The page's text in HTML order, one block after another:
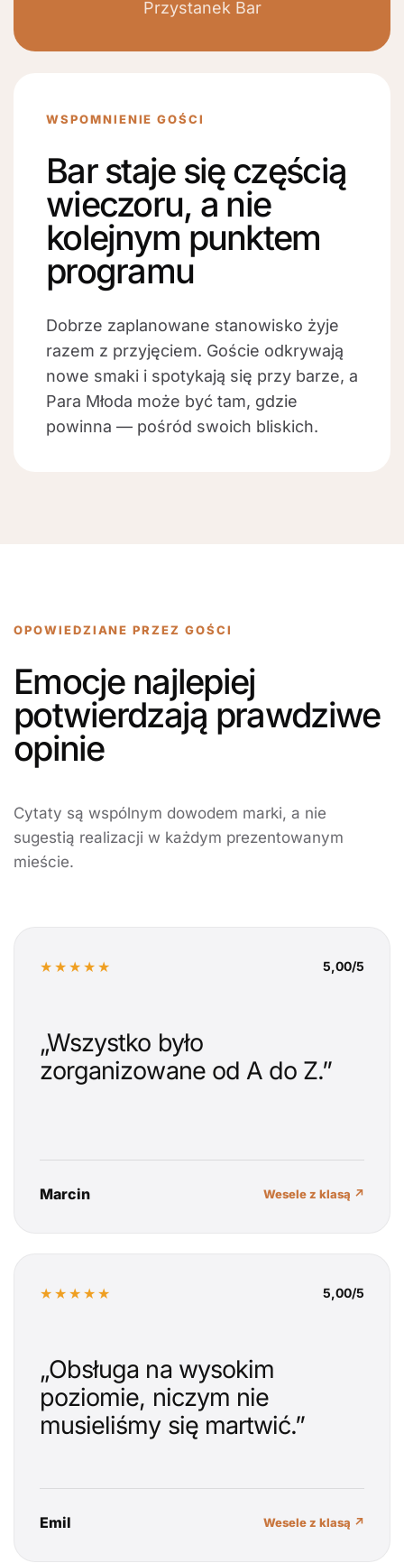
Przystanek Bar
WSPOMNIENIE GOŚCI
Bar staje się częścią
wieczoru, a nie
kolejnym punktem
programu
Dobrze zaplanowane stanowisko żyje
razem z przyjęciem. Goście odkrywają
nowe smaki i spotykają się przy barze, a
Para Młoda może być tam, gdzie
powinna — pośród swoich bliskich.
OPOWIEDZIANE PRZEZ GOŚCI
Emocje najlepiej
potwierdzają prawdziwe
opinie
Cytaty są wspólnym dowodem marki, a nie
sugestią realizacji w każdym prezentowanym
mieście.
★★★★★ 5,00/5
„Wszystko było
zorganizowane od A do Z.”
Marcin Wesele z klasą ↗
★★★★★ 5,00/5
„Obsługa na wysokim
poziomie, niczym nie
musieliśmy się martwić.”
Emil Wesele z klasą ↗